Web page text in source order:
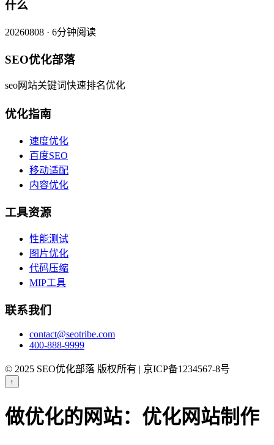
什么
20260808 · 6分钟阅读
SEO优化部落
seo网站关键词快速排名优化
优化指南
速度优化
百度SEO
移动适配
内容优化
工具资源
性能测试
图片优化
代码压缩
MIP工具
联系我们
contact@seotribe.com
400-888-9999
© 2025 SEO优化部落 版权所有 | 京ICP备1234567-8号
↑
做优化的网站：优化网站制作